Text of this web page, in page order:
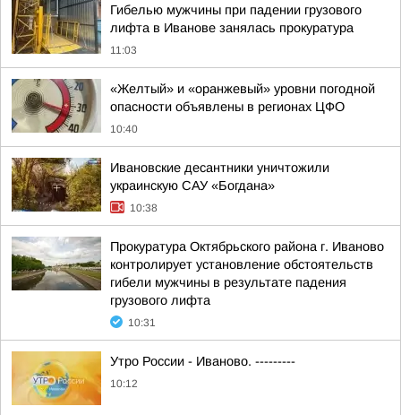
Гибелью мужчины при падении грузового
лифта в Иванове занялась прокуратура
11:03
«Желтый» и «оранжевый» уровни погодной
опасности объявлены в регионах ЦФО
10:40
Ивановские десантники уничтожили
украинскую САУ «Богдана»
10:38
Прокуратура Октябрьского района г. Иваново
контролирует установление обстоятельств
гибели мужчины в результате падения
грузового лифта
10:31
Утро России - Иваново. ---------
10:12